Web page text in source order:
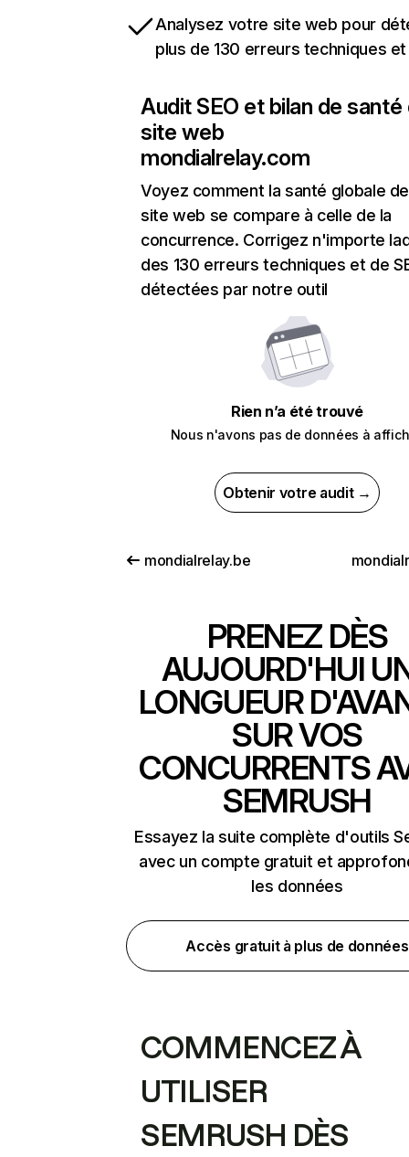
Analysez votre site web pour
plus de 130 erreurs techniques et
Audit SEO et bilan de santé
site web
mondialrelay.com
Voyez comment la santé globale
site web se compare à celle de la
concurrence. Corrigez n'importe
des 130 erreurs techniques et de
détectées par notre outil
Rien n’a été trouvé
Nous n'avons pas de données à
Obtenir votre audit →
mondialrelay.be
PRENEZ DÈS
AUJOURD'HUI
LONGUEUR
SUR VOS
CONCURRENTS
SEMRUSH
Essayez la suite complète d'outils
avec un compte gratuit et
les données
Accès gratuit à plus de données
COMMENCEZ À
UTILISER
SEMRUSH DÈS